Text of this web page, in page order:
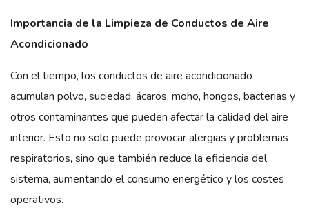
Importancia de la Limpieza de Conductos de Aire
Acondicionado
Con el tiempo, los conductos de aire acondicionado
acumulan polvo, suciedad, ácaros, moho, hongos, bacterias y
otros contaminantes que pueden afectar la calidad del aire
interior. Esto no solo puede provocar alergias y problemas
respiratorios, sino que también reduce la eficiencia del
sistema, aumentando el consumo energético y los costes
operativos.